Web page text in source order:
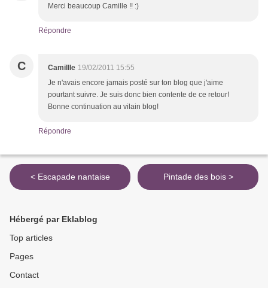
Merci beaucoup Camille !! :)
Répondre
C Camillle 19/02/2011 15:55
Je n'avais encore jamais posté sur ton blog que j'aime
pourtant suivre. Je suis donc bien contente de ce retour!
Bonne continuation au vilain blog!
Répondre
< Escapade nantaise Pintade des bois >
Hébergé par Eklablog
Top articles
Pages
Contact